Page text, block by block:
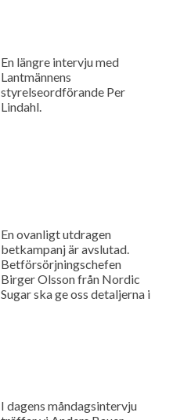
En längre intervju med
Lantmännens
styrelseordförande Per
Lindahl.
En ovanligt utdragen
betkampanj är avslutad.
Betförsörjningschefen
Birger Olsson från Nordic
Sugar ska ge oss detaljerna i
I dagens måndagsintervju